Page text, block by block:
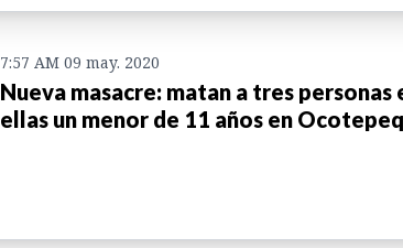
7:57 AM 09 may. 2020
Nueva masacre: matan a tres personas
ellas un menor de 11 años en